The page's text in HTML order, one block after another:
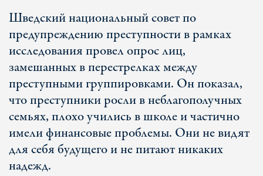
Шведский национальный совет по
предупреждению преступности в рамках
исследования провел опрос лиц,
замешанных в перестрелках между
преступными группировками. Он показал,
что преступники росли в неблагополучных
семьях, плохо учились в школе и частично
имели финансовые проблемы. Они не видят
для себя будущего и не питают никаких
надежд.